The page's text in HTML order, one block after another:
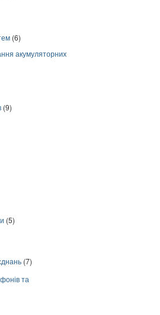
(6)
акумуляторних
(9)
(5)
(7)
та